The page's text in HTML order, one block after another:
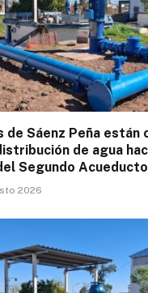
de Sáenz Peña están
de agua
Segundo Acueducto
2026